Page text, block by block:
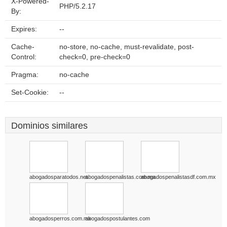
By:
PHP/5.2.17
Expires: --
Cache-
Control:
no-store, no-cache, must-revalidate, post-
check=0, pre-check=0
Pragma: no-cache
Set-Cookie: --
Dominios similares
abogadosparatodos.netabogadospenalistas.com.mxabogadospenalistasdf.com.mx
abogadosperros.com.mxabogadospostulantes.com